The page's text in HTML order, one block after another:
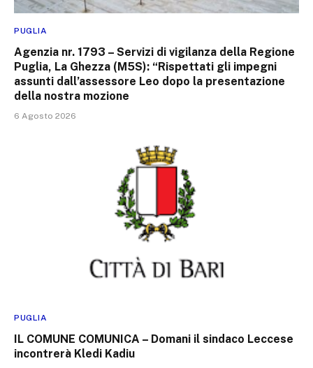
PUGLIA
Agenzia nr. 1793 – Servizi di vigilanza della Regione
Puglia, La Ghezza (M5S): “Rispettati gli impegni
assunti dall’assessore Leo dopo la presentazione
della nostra mozione
6 Agosto 2026
PUGLIA
IL COMUNE COMUNICA – Domani il sindaco Leccese
incontrerà Kledi Kadiu